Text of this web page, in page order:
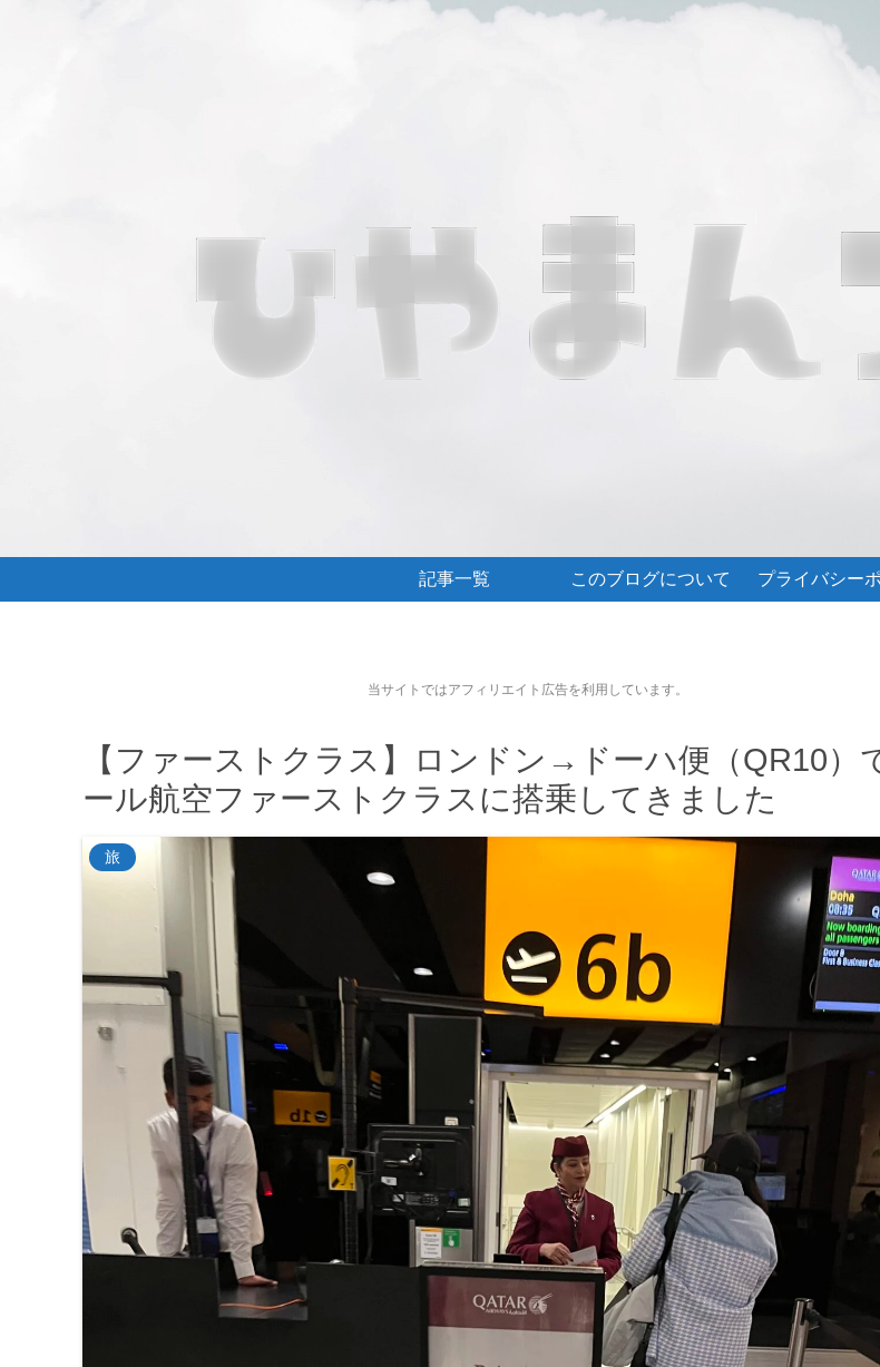
記事一覧 このブログについて プライバシー
当サイトではアフィリエイト広告を利用しています。
【ファーストクラス】ロンドン→ドーハ便（QR10）
ール航空ファーストクラスに搭乗してきました
旅